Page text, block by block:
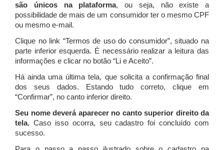
são únicos na plataforma, ou seja, não existe a
possibilidade de mais de um consumidor ter o mesmo CPF
ou mesmo e-mail.
Clique no link “Termos de uso do consumidor”, situado na
parte inferior esquerda. É necessário realizar a leitura das
informações e clicar no botão “Li e Aceito”.
Há ainda uma última tela, que solicita a confirmação final
dos seus dados. Estando tudo correto, clique em
“Confirmar”, no canto inferior direito.
Seu nome deverá aparecer no canto superior direito da
tela. Caso isso ocorra, seu cadastro foi concluído com
sucesso.